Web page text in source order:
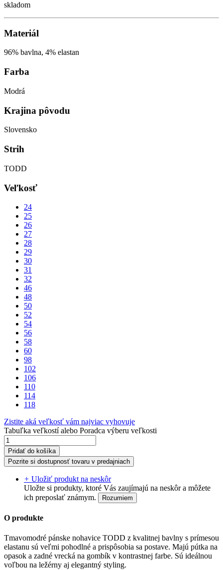
skladom
Materiál
96% bavlna, 4% elastan
Farba
Modrá
Krajina pôvodu
Slovensko
Strih
TODD
Veľkosť
24
25
26
27
28
29
30
31
32
46
48
50
52
54
56
58
60
98
102
106
110
114
118
Zistite aká veľkosť vám najviac vyhovuje
Tabuľka veľkostí alebo Poradca výberu veľkosti
Pridať do košíka
Pozrite si dostupnosť tovaru v predajniach
+ Uložiť produkt na neskôr
Uložte si produkty, ktoré Vás zaujímajú na neskôr a môžete
ich preposlať známym.
Rozumiem
O produkte
Tmavomodré pánske nohavice TODD z kvalitnej bavlny s prímesou
elastanu sú veľmi pohodlné a prispôsobia sa postave. Majú pútka na
opasok a zadné vrecká na gombík v kontrastnej farbe. Sú ideálnou
voľbou na ležérny aj elegantný styling.